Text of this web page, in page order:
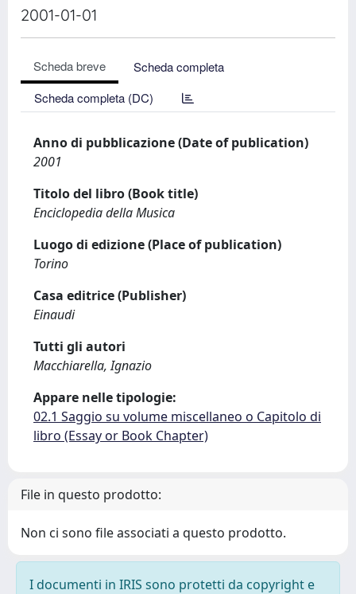
2001-01-01
Scheda breve
Scheda completa
Scheda completa (DC)
Anno di pubblicazione (Date of publication)
2001
Titolo del libro (Book title)
Enciclopedia della Musica
Luogo di edizione (Place of publication)
Torino
Casa editrice (Publisher)
Einaudi
Tutti gli autori
Macchiarella, Ignazio
Appare nelle tipologie:
02.1 Saggio su volume miscellaneo o Capitolo di
libro (Essay or Book Chapter)
File in questo prodotto:
Non ci sono file associati a questo prodotto.
I documenti in IRIS sono protetti da copyright e